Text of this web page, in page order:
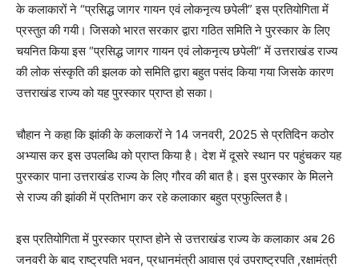
के कलाकारों ने “प्रसिद्ध जागर गायन एवं लोकनृत्य छपेली” इस प्रतियोगिता में
प्रस्तुत की गयी। जिसको भारत सरकार द्वारा गठित समिति ने पुरस्कार के लिए
चयनित किया इस “प्रसिद्ध जागर गायन एवं लोकनृत्य छपेली” में उत्तराखंड राज्य
की लोक संस्कृति की झलक को समिति द्वारा बहुत पसंद किया गया जिसके कारण
उत्तराखंड राज्य को यह पुरस्कार प्राप्त हो सका।
चौहान ने कहा कि झांकी के कलाकरों ने 14 जनवरी, 2025 से प्रतिदिन कठोर
अभ्यास कर इस उपलब्धि को प्राप्त किया है। देश में दूसरे स्थान पर पहुंचकर यह
पुरस्कार पाना उत्तराखंड राज्य के लिए गौरव की बात है। इस पुरस्कार के मिलने
से राज्य की झांकी में प्रतिभाग कर रहे कलाकार बहुत प्रफुल्लित है।
इस प्रतियोगिता में पुरस्कार प्राप्त होने से उत्तराखंड राज्य के कलाकार अब 26
जनवरी के बाद राष्ट्रपति भवन, प्रधानमंत्री आवास एवं उपराष्ट्रपति ,रक्षामंत्री